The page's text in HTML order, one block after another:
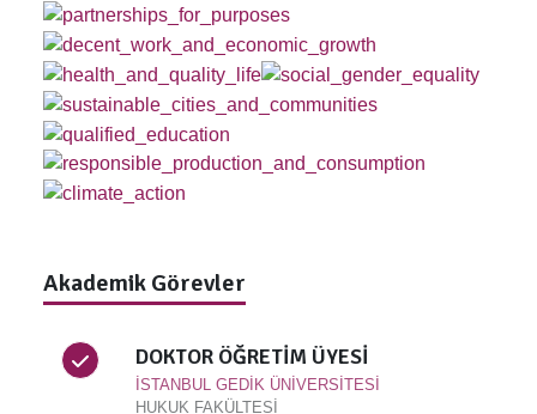
Akademik Görevler
DOKTOR ÖĞRETİM ÜYESİ
İSTANBUL GEDİK ÜNİVERSİTESİ
HUKUK FAKÜLTESİ